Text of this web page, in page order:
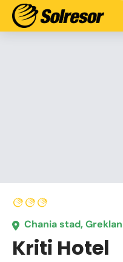
Chania stad,
Kriti Hotel